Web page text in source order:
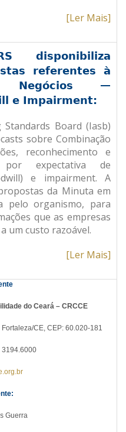
[Ler Mais]
disponibiliza
referentes à
Negócios —
e Impairment:
Board (Iasb)
sobre Combinação
reconhecimento e
expectativa de
e impairment. A
da Minuta em
pelo organismo, para
que as empresas
um custo razoável.
[Ler Mais]
do Ceará – CRCCE
CE, CEP: 60.020-181
3194.6000
Guerra